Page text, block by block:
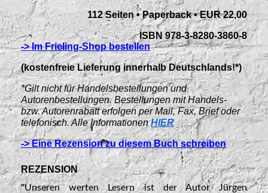
112 Seiten • Paperback • EUR 22,00
ISBN 978-3-8280-3860-8
-> Im Frieling-Shop bestellen
(kostenfreie Lieferung innerhalb Deutschlands!*)
*Gilt nicht für Handelsbestellungen und
Autorenbestellungen. Bestellungen mit Handels-
bzw. Autorenrabatt erfolgen per Mail, Fax, Brief oder
telefonisch. Alle InformationenHIER
-> Eine Rezension zu diesem Buch schreiben
REZENSION
"Unseren werten Lesern ist der Autor Jürgen